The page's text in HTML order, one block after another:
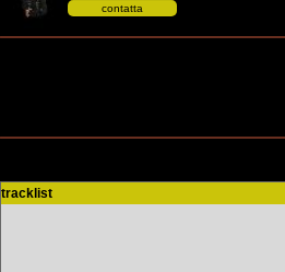
contatta
tracklist